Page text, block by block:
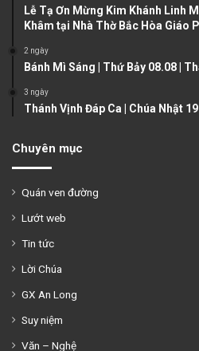
g
Lễ Tạ Ơn Mừng Kim Khánh Linh
Khâm tại Nhà Thờ Bắc Hòa Giáo
2 ngày
Bánh Mì Sáng | Thứ Bảy 08.08 |
3 ngày
Thánh Vịnh Đáp Ca | Chúa Nhật
Chuyên mục
Quán ven đường
Lướt web
Tin tức
Lời Chúa
GX An Long
Suy niệm
Văn – Nghệ